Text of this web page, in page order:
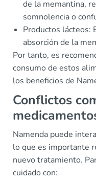
de la memantina,
somnolencia o
Productos lácteos:
absorción de la
Por tanto, es
consumo de estos
los beneficios de
Conflictos
Namenda puede
lo que es importante
nuevo tratamiento.
cuidado con: